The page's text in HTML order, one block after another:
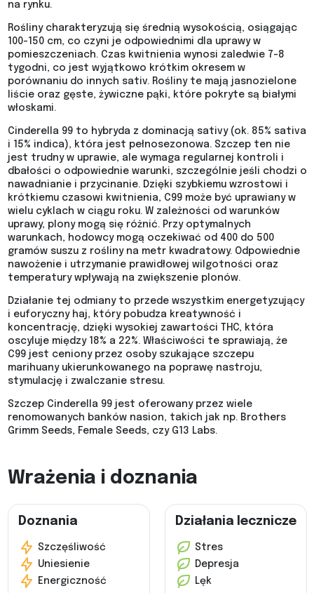
na rynku.
Rośliny charakteryzują się średnią wysokością, osiągając
100-150 cm, co czyni je odpowiednimi dla uprawy w
pomieszczeniach. Czas kwitnienia wynosi zaledwie 7-8
tygodni, co jest wyjątkowo krótkim okresem w
porównaniu do innych sativ. Rośliny te mają jasnozielone
liście oraz gęste, żywiczne pąki, które pokryte są białymi
włoskami.
Cinderella 99 to hybryda z dominacją sativy (ok. 85% sativa
i 15% indica), która jest pełnosezonowa. Szczep ten nie
jest trudny w uprawie, ale wymaga regularnej kontroli i
dbałości o odpowiednie warunki, szczególnie jeśli chodzi o
nawadnianie i przycinanie. Dzięki szybkiemu wzrostowi i
krótkiemu czasowi kwitnienia, C99 może być uprawiany w
wielu cyklach w ciągu roku. W zależności od warunków
uprawy, plony mogą się różnić. Przy optymalnych
warunkach, hodowcy mogą oczekiwać od 400 do 500
gramów suszu z rośliny na metr kwadratowy. Odpowiednie
nawożenie i utrzymanie prawidłowej wilgotności oraz
temperatury wpływają na zwiększenie plonów.
Działanie tej odmiany to przede wszystkim energetyzujący
i euforyczny haj, który pobudza kreatywność i
koncentrację, dzięki wysokiej zawartości THC, która
oscyluje między 18% a 22%. Właściwości te sprawiają, że
C99 jest ceniony przez osoby szukające szczepu
marihuany ukierunkowanego na poprawę nastroju,
stymulację i zwalczanie stresu.
Szczep Cinderella 99 jest oferowany przez wiele
renomowanych banków nasion, takich jak np. Brothers
Grimm Seeds, Female Seeds, czy G13 Labs.
Wrażenia i doznania
Doznania
Szczęśliwość
Uniesienie
Energiczność
Działania lecznicze
Stres
Depresja
Lęk